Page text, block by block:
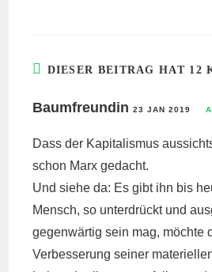
DIESER BEITRAG HAT 12
Baumfreundin23 JAN 2019
Dass der Kapitalismus
schon Marx gedacht.
Und siehe da: Es gibt ihn bis
Mensch, so unterdrückt und
gegenwärtig sein mag, möchte
Verbesserung seiner